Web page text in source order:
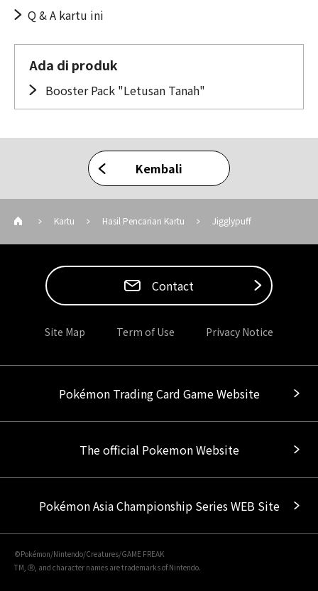
Q & A kartu ini
Ada di produk
Booster Pack "Letusan Tanah"
Kembali
Kartu Hasil Pencarian Kartu Jigglypuff
Contact
Site Map Term of Use Privacy Notice
Pokémon Trading Card Game Website
The official Pokemon Website
Pokémon Asia Championship Series WEB Site
©Pokémon/Nintendo/Creatures/GAME FREAK
TM, Ⓡ, and character names are trademarks of Nintendo.